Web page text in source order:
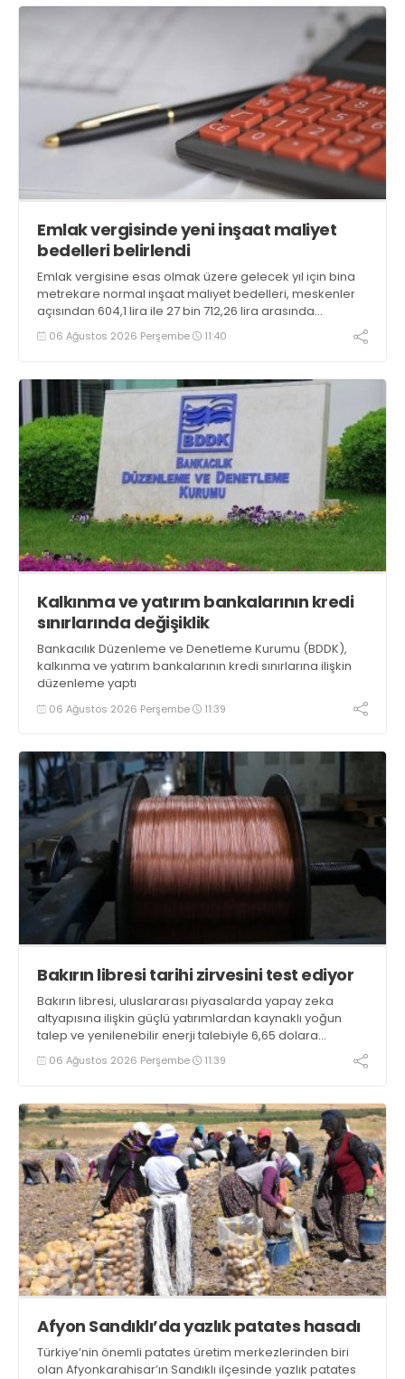
Emlak vergisinde yeni inşaat maliyet
bedelleri belirlendi
Emlak vergisine esas olmak üzere gelecek yıl için bina
metrekare normal inşaat maliyet bedelleri, meskenler
açısından 604,1 lira ile 27 bin 712,26 lira arasında
değişecek
06 Ağustos 2026 Perşembe 11:40
Kalkınma ve yatırım bankalarının kredi
sınırlarında değişiklik
Bankacılık Düzenleme ve Denetleme Kurumu (BDDK),
kalkınma ve yatırım bankalarının kredi sınırlarına ilişkin
düzenleme yaptı
06 Ağustos 2026 Perşembe 11:39
Bakırın libresi tarihi zirvesini test ediyor
Bakırın libresi, uluslararası piyasalarda yapay zeka
altyapısına ilişkin güçlü yatırımlardan kaynaklı yoğun
talep ve yenilenebilir enerji talebiyle 6,65 dolara
ulaşarak tarihi zirvesini test ediyor
06 Ağustos 2026 Perşembe 11:39
Afyon Sandıklı’da yazlık patates hasadı
Türkiye’nin önemli patates üretim merkezlerinden biri
olan Afyonkarahisar’ın Sandıklı ilçesinde yazlık patates